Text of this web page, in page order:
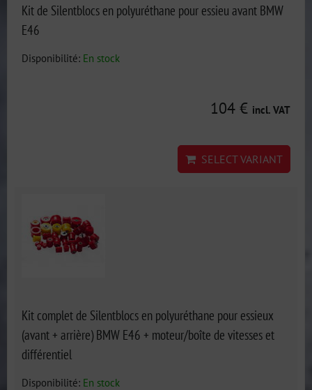
Kit de Silentblocs en polyuréthane pour essieu avant BMW
E46
Disponibilité: En stock
104 € incl. VAT
SELECT VARIANT
Kit complet de Silentblocs en polyuréthane pour essieux
(avant + arrière) BMW E46 + moteur/boîte de vitesses et
différentiel
Disponibilité: En stock